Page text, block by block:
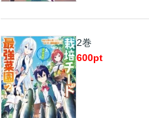
2巻
600pt